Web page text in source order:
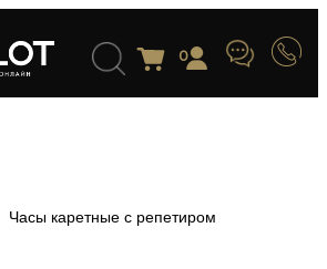
0
Часы каретные с репетиром